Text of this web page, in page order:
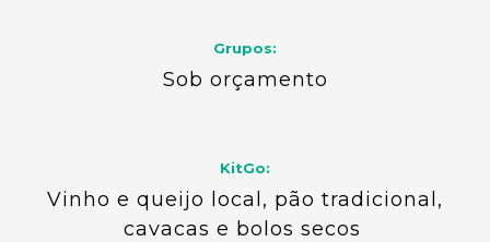
Grupos:
Sob orçamento
KitGo:
Vinho e queijo local, pão tradicional,
cavacas e bolos secos